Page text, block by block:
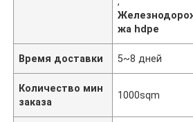
жа hdpe
Время доставки 5~8 дней
Количество мин
заказа
1000sqm